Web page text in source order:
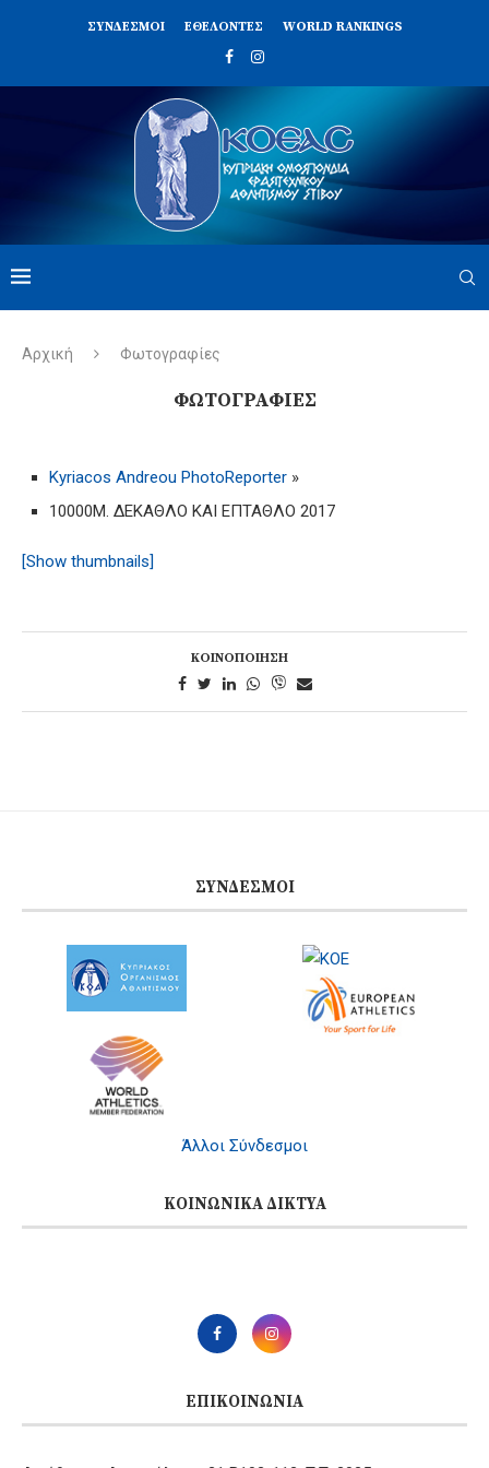
ΣΥΝΔΈΣΜΟΙ ΕΘΕΛΟΝΤΈΣ WORLD RANKINGS
Αρχική Φωτογραφίες
ΦΩΤΟΓΡΑΦΊΕΣ
Kyriacos Andreou PhotoReporter »
10000M. ΔΕΚΑΘΛΟ ΚΑΙ ΕΠΤΑΘΛΟ 2017
[Show thumbnails]
ΚΟΙΝΟΠΟΊΗΣΗ
ΣΎΝΔΕΣΜΟΙ
Άλλοι Σύνδεσμοι
ΚΟΙΝΩΝΙΚΆ ΔΊΚΤΥΑ
ΕΠΙΚΟΙΝΩΝΊΑ